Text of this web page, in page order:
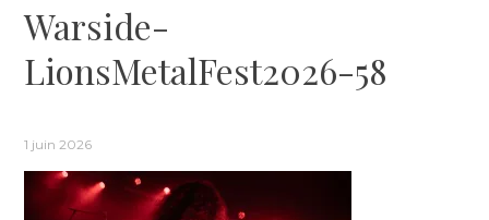
Warside-
LionsMetalFest2026-58
1 juin 2026